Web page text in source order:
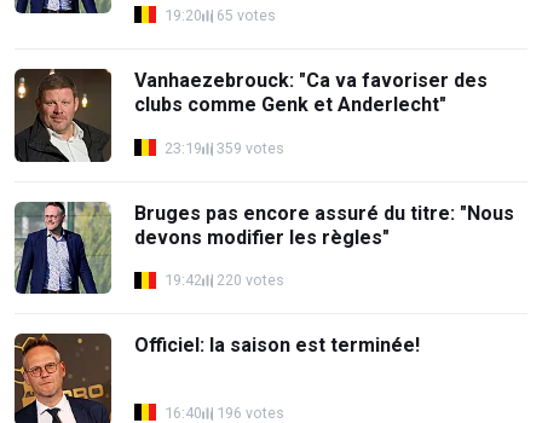
19:20 65 votes
Vanhaezebrouck: "Ca va favoriser des
clubs comme Genk et Anderlecht"
23:19 359 votes
Bruges pas encore assuré du titre: "Nous
devons modifier les règles"
19:42 220 votes
Officiel: la saison est terminée!
16:40 196 votes